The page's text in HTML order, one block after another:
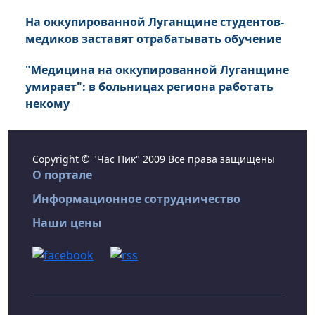
На оккупированной Луганщине студентов-
медиков заставят отрабатывать обучение
"Медицина на оккупированной Луганщине
умирает": в больницах региона работать
некому
Copyright © "Час Пик" 2009 Все права защищены
О портале
Информационное сотрудничество
Наши цены